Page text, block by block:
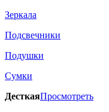
Зеркала
Подсвечники
Подушки
Сумки
ДесткаяПросмотреть